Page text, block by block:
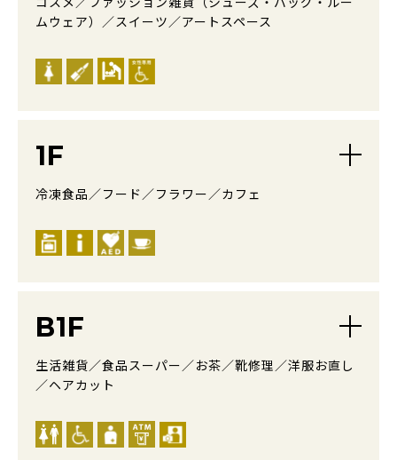
ムウェア）／スイーツ／アートスペース
1F
冷凍食品／フード／フラワー／カフェ
B1F
生活雑貨／食品スーパー／お茶／靴修理／洋服お直し
／ヘアカット